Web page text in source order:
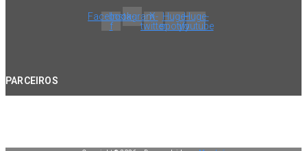
Facebook-
f
InstagramX-
twitter
Huge-
spotify
Huge-
youtube
PARCEIROS